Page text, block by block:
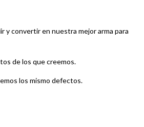
y convertir en nuestra mejor arma para
de los que creemos.
los mismo defectos.